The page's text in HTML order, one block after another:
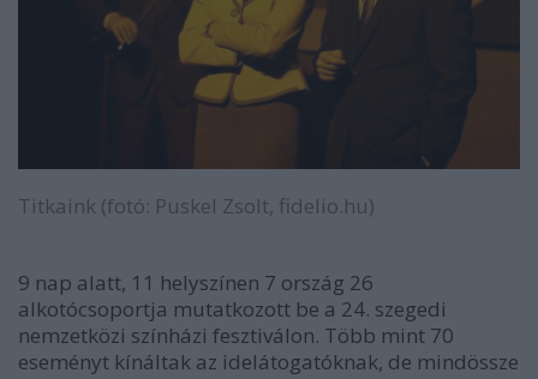
Titkaink (fotó: Puskel Zsolt, fidelio.hu)
9 nap alatt, 11 helyszínen 7 ország 26
alkotócsoportja mutatkozott be a 24. szegedi
nemzetközi színházi fesztiválon. Több mint 70
eseményt kínáltak az idelátogatóknak, de mindössze